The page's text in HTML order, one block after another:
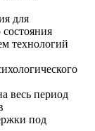
для
технологий
весь период
под